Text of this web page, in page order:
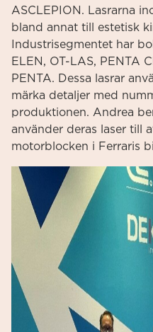
ASCLEPION. Lasrarna
bland annat till estetisk
Industrisegmentet har
ELEN, OT-LAS, PENTA
PENTA. Dessa lasrar
märka detaljer med
produktionen. Andrea
använder deras laser till
motorblocken i Ferraris